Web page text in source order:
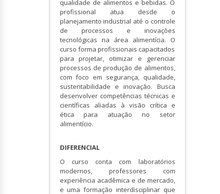
qualidade de alimentos e bebidas. O
profissional atua desde o
planejamento industrial até o controle
de processos e inovações
tecnológicas na área alimentícia. O
curso forma profissionais capacitados
para projetar, otimizar e gerenciar
processos de produção de alimentos,
com foco em segurança, qualidade,
sustentabilidade e inovação. Busca
desenvolver competências técnicas e
científicas aliadas à visão crítica e
ética para atuação no setor
alimentício.
DIFERENCIAL
O curso conta com laboratórios
modernos, professores com
experiência acadêmica e de mercado,
e uma formação interdisciplinar que